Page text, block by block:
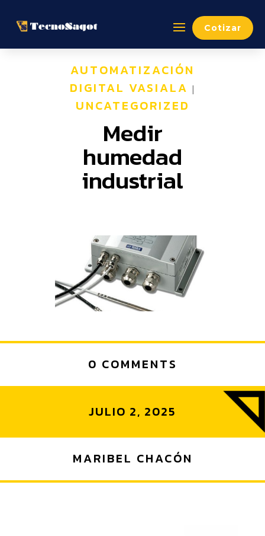
Cotizar
AUTOMATIZACIÓN
DIGITAL VASIALA |
UNCATEGORIZED
Medir
humedad
industrial
0 COMMENTS
JULIO 2, 2025
MARIBEL CHACÓN